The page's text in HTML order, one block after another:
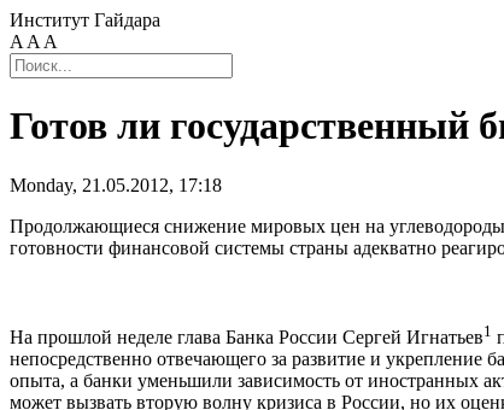
Институт Гайдара
A A A
Готов ли государственный
Monday, 21.05.2012, 17:18
Продолжающиеся снижение мировых цен на
готовности финансовой системы страны адекватно
На прошлой неделе глава Банка России Сергей Игнатьев1
непосредственно отвечающего за развитие и
опыта, а банки уменьшили зависимость от иностранных
может вызвать вторую волну кризиса в России, но их